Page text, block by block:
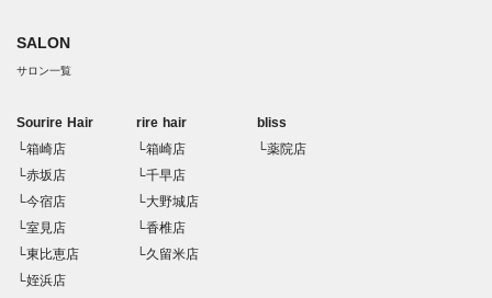
SALON
サロン一覧
Sourire Hair
└箱崎店
└赤坂店
└今宿店
└室見店
└東比恵店
└姪浜店
rire hair
└箱崎店
└千早店
└大野城店
└香椎店
└久留米店
bliss
└薬院店